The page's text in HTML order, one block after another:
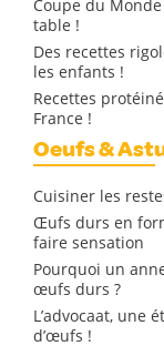
Coupe du
table !
Des recettes
les enfants !
Recettes
France !
Oeufs &
Cuisiner les
Œufs durs en
faire sensation
Pourquoi un
œufs durs ?
L’advocaat, une
d’œufs !